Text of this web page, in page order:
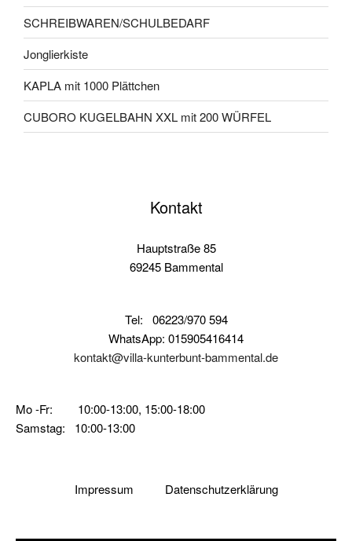
SCHREIBWAREN/SCHULBEDARF
Jonglierkiste
KAPLA mit 1000 Plättchen
CUBORO KUGELBAHN XXL mit 200 WÜRFEL
Kontakt
Hauptstraße 85
69245 Bammental
Tel: 06223/970 594
WhatsApp: 015905416414
kontakt@villa-kunterbunt-bammental.de
Mo -Fr: 10:00-13:00, 15:00-18:00
Samstag: 10:00-13:00
Impressum Datenschutzerklärung